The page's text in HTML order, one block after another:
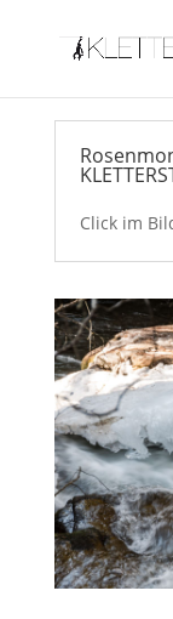
27.
Feb. 28, 2017
Click im